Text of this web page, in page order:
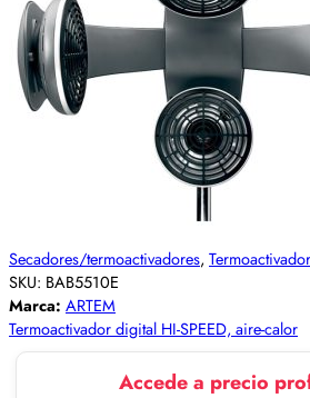
Secadores/termoactivadores,
SKU: BAB5510E
Marca: ARTEM
Termoactivador digital HI-SPEED, aire-calor
Accede a precio